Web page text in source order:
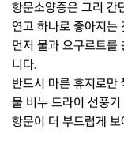
항문소양증은 그리 간
연고 하나로 좋아지는
먼저 물과 요구르트를
니다.
반드시 마른 휴지로만
물 비누 드라이 선풍
항문이 더 부드럽게